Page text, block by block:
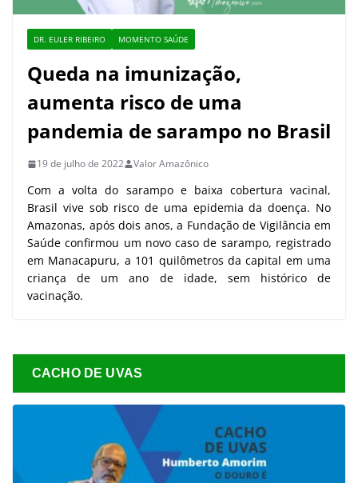
DR. EULER RIBEIRO MOMENTO SAÚDE
Queda na imunização,
aumenta risco de uma
pandemia de sarampo no Brasil
19 de julho de 2022 Valor Amazônico
Com a volta do sarampo e baixa cobertura vacinal,
Brasil vive sob risco de uma epidemia da doença. No
Amazonas, após dois anos, a Fundação de Vigilância em
Saúde confirmou um novo caso de sarampo, registrado
em Manacapuru, a 101 quilômetros da capital em uma
criança de um ano de idade, sem histórico de
vacinação.
CACHO DE UVAS